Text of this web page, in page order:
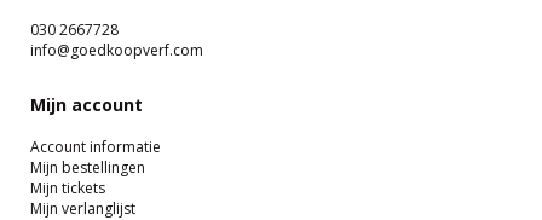
030 2667728
info@goedkoopverf.com
Mijn account
Account informatie
Mijn bestellingen
Mijn tickets
Mijn verlanglijst